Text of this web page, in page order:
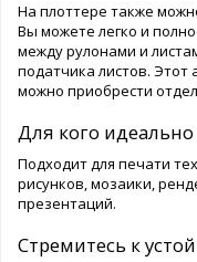
На плоттере также
Вы можете легко и
между рулонами и
податчика листов. Этот
можно приобрести
Для кого
Подходит для печати
рисунков, мозаики,
презентаций.
Стремитесь к